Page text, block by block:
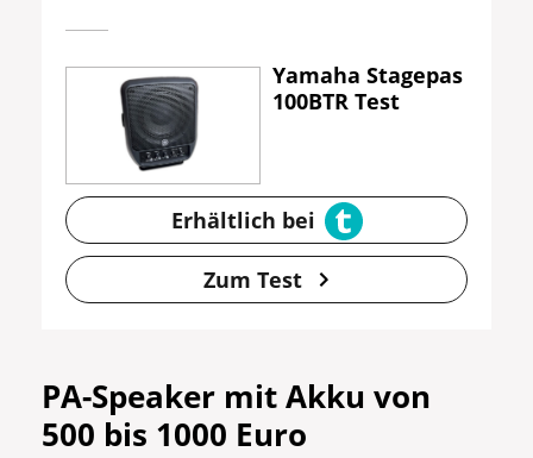
Yamaha Stagepas
100BTR Test
Erhältlich bei
Zum Test
PA-Speaker mit Akku von
500 bis 1000 Euro